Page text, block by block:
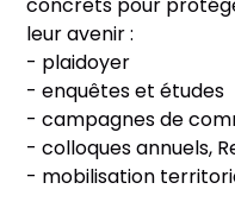
leur avenir :
- plaidoyer
- enquêtes et études
- campagnes de
- colloques annuels,
- mobilisation